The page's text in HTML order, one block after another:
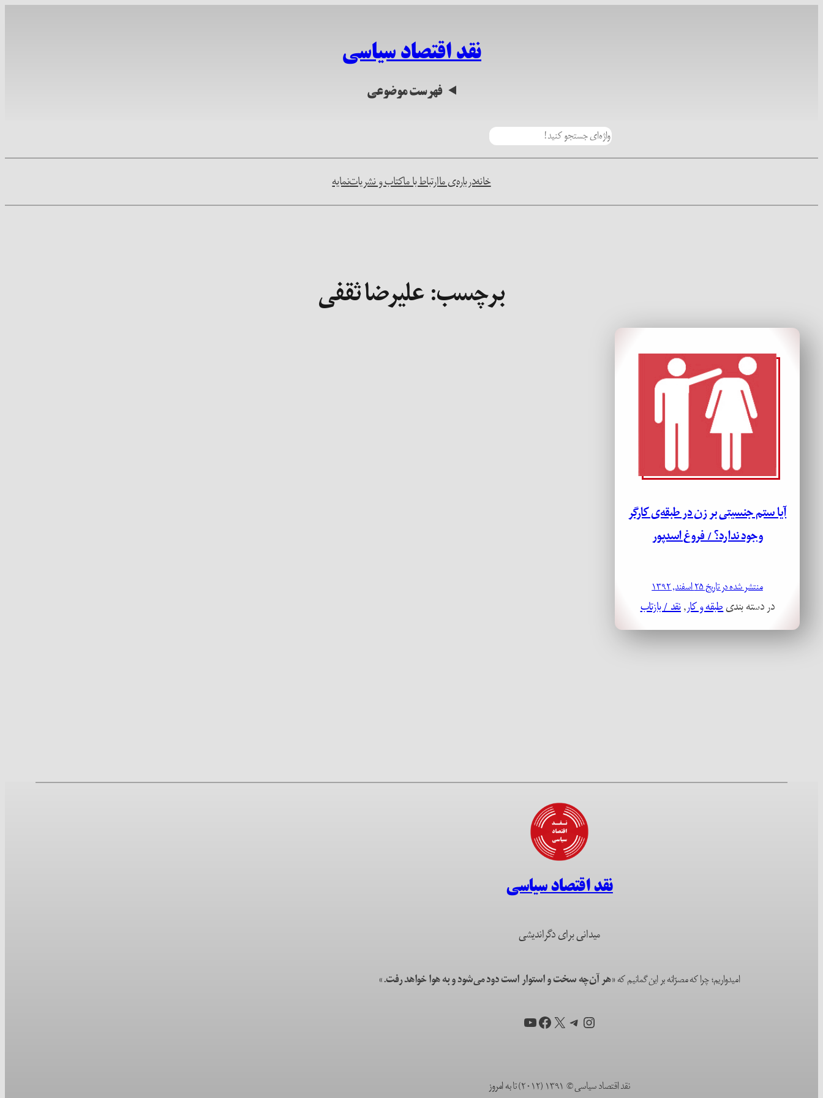
نقد اقتصاد سیاسی
فهرست موضوعی
خانهدرباره‌ی ماارتباط با ماکتاب و نشریاتنمایه
برچسب:علیرضا ثقفی
آیا ستم جنسیتی بر زن در طبقه­‌ی کارگر
وجود ندارد؟ / فروغ اسدپور
منتشر شده در تاریخ ۲۵ اسفند, ۱۳۹۲
در دسته بندیطبقه و کار, نقد / بازتاب
نقد اقتصاد سیاسی
میدانی برای دگراندیشی
امیدواریم؛ چرا که مصرّانه بر این گمانیم که«هر آن‌چه سخت و استوار است دود می‌شود و به هوا خواهد رفت.»
اینستاگرم
تلگرام
X فیس‌بوک
یوتیوب
نقد اقتصاد سیاسی © ۱۳۹۱ (۲۰۱۲) تا به امروز